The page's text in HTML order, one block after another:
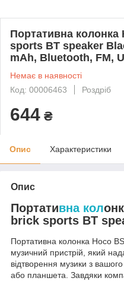
Портативна колонка
sports BT speaker
mAh, Bluetooth, FM,
Немає в наявності
Код: 00006463
Роздріб
644 ₴
Опис Характеристики
Опис
Портативна кол
brick sports BT
Портативна колонка Hoco
музичний пристрій, який
відтворення музики з
або планшета. Завдяки